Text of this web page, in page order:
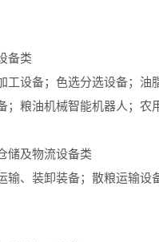
备类
工设备；色选分选设备；
；粮油机械智能机器人；农
储及物流设备类
输、装卸装备；散粮运输设